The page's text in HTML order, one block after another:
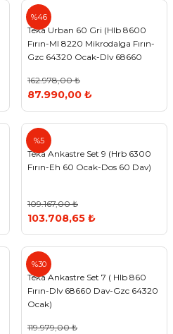
%46
Teka
Teka Urban 60 Gri (Hlb 8600
Fırın-Ml 8220 Mikrodalga Fırın-
Gzc 64320 Ocak-Dlv 68660
162.978,00 ₺
87.990,00 ₺
%5
Teka
Teka Ankastre Set 9 (Hrb 6300
Fırın-Eh 60 Ocak-Dos 60 Dav)
109.167,00 ₺
103.708,65 ₺
%30
Teka
Teka Ankastre Set 7 ( Hlb 860
Fırın-Dlv 68660 Dav-Gzc 64320
Ocak)
119.979,00 ₺